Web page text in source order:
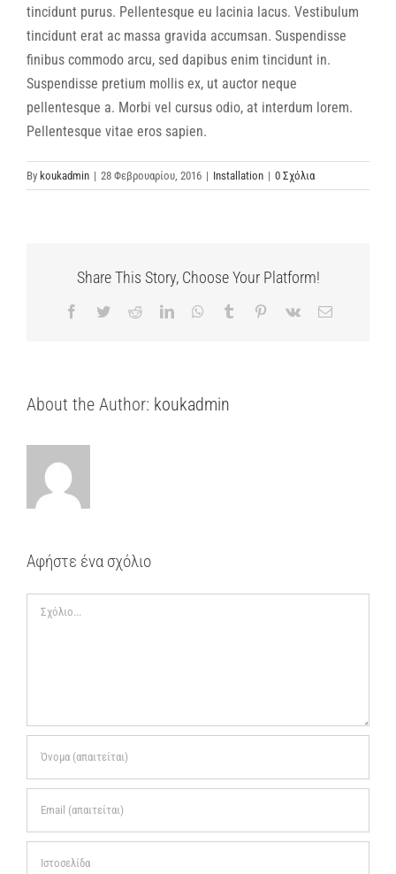
tincidunt purus. Pellentesque eu lacinia lacus. Vestibulum
tincidunt erat ac massa gravida accumsan. Suspendisse
finibus commodo arcu, sed dapibus enim tincidunt in.
Suspendisse pretium mollis ex, ut auctor neque
pellentesque a. Morbi vel cursus odio, at interdum lorem.
Pellentesque vitae eros sapien.
By koukadmin | 28 Φεβρουαρίου, 2016 | Installation | 0 Σχόλια
Share This Story, Choose Your Platform!
Facebook
TwitterRedditLinkedInWhatsApp
Tumblr Pinterest
Vk Email
About the Author: koukadmin
Αφήστε ένα σχόλιο
Σχόλιο